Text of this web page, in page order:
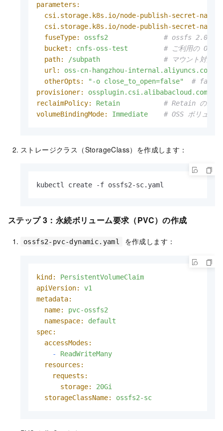
parameters:
csi.storage.k8s.io/node-publish-secret-name:
csi.storage.k8s.io/node-publish-secret-
fuseType:
ossfs2
# ossfs 2.0 クラ
bucket:
cnfs-oss-test
# ご利用の OSS
path:
/subpath
# マウント対象の
url:
oss-cn-hangzhou-internal.aliyuncs.com
otherOpts:
"-o close_to_open=false"
# false（
provisioner:
ossplugin.csi.alibabacloud.com
reclaimPolicy:
Retain
# Retain のみが
volumeBindingMode:
Immediate # OSS ボリュー
ストレージクラス（StorageClass）を作成します：
kubectl create -f ossfs2-sc.yaml
ステップ 3：永続ボリューム要求（PVC）の作成
ossfs2-pvc-dynamic.yaml を作成します：
kind:
PersistentVolumeClaim
apiVersion:
v1
metadata:
name:
pvc-ossfs2
namespace:
default
spec:
accessModes:
-
ReadWriteMany
resources:
requests:
storage:
20Gi
storageClassName:
ossfs2-sc